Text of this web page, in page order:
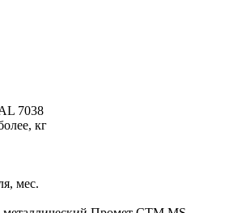
7038
кг
мес.